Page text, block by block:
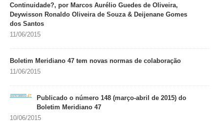
Continuidade?, por Marcos Aurélio Guedes de Oliveira,
Deywisson Ronaldo Oliveira de Souza & Deijenane Gomes
dos Santos
11/06/2015
Boletim Meridiano 47 tem novas normas de colaboração
11/06/2015
Publicado o número 148 (março-abril de 2015) do
Boletim Meridiano 47
10/06/2015